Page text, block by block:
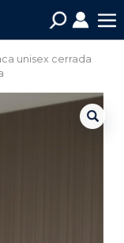
unisex cerrada